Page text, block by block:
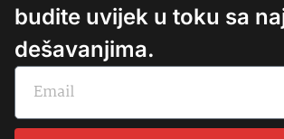
budite uvijek u toku sa
dešavanjima.